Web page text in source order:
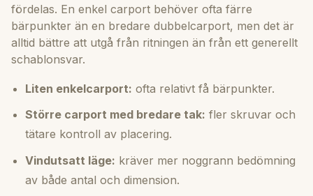
fördelas. En enkel carport behöver ofta färre
bärpunkter än en bredare dubbelcarport, men det är
alltid bättre att utgå från ritningen än från ett generellt
schablonsvar.
Liten enkelcarport: ofta relativt få bärpunkter.
Större carport med bredare tak: fler skruvar och
tätare kontroll av placering.
Vindutsatt läge: kräver mer noggrann bedömning
av både antal och dimension.